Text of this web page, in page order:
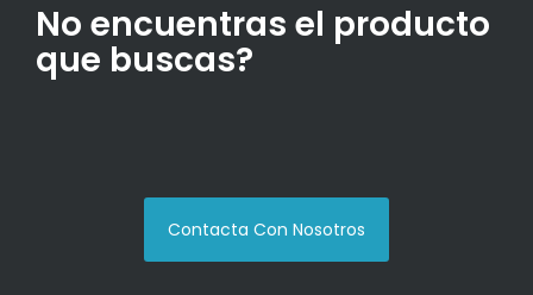
No encuentras el producto
que buscas?
Contacta Con Nosotros